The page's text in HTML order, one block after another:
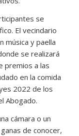
se
El vecindario
música y paella
se realizará
premios a las
en la comida
2022 de los
Abogado.
cámara o un
de conocer,